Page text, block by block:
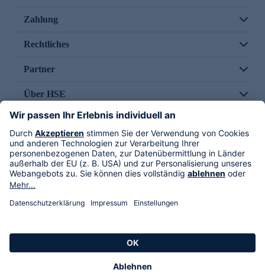
Zahlung
Rechtliches
Partner
Über HSE
Im TV
HSE International